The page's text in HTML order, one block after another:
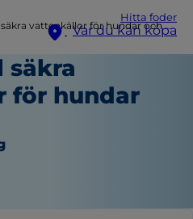
Hitta foder
Var du kan köpa
vattenkällor för hundar och katter
säkra
för hundar